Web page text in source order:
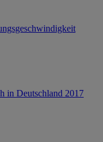
in Deutschland 2017